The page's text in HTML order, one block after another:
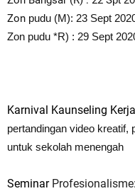
Zon pudu (M): 23 Sept
Zon pudu *R) : 29 Sept
Karnival Kaunseling
pertandingan video kreatif,
untuk sekolah menengah
Seminar